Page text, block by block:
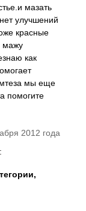
мазать
улучшений
красные
мажу
как
мы еще
помогите
2012 года
: